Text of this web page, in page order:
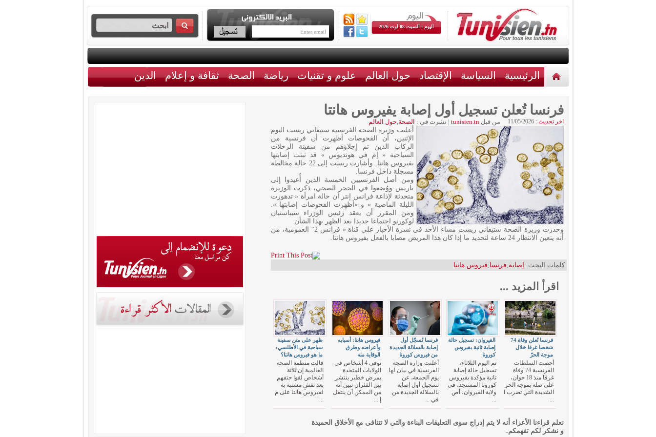
اليوم : السبت 08 اوت 2026
الرئيسية السياسة الإقتصاد حول العالم علوم و تقنيات رياضة الصحة ثقافة و إعلام الدين
أخبار مختلفة
فرنسا تُعلن تسجيل أول إصابة يفيروس هانتا
اخر تحديث : 11/05/2026 من قبلtunisien.tn
| نشرت في : الصحة,حول العالم
أعلنت وزيرة الصحة الفرنسية ستيفاني ريست اليوم
الإثنين، أن الفحوصات أظهرت أن فرنسية من
الركاب الذين تم إجلاؤهم من سفينة الرحلات
السياحية « إم في هونديوس » قد ثبتت إصابتها
بفيروس هانتا. وأشارت ريست إلى 22 حالة مخالطة
مسجلة داخل فرنسا.
ومن أصل الفرنسيين الخمسة الذين أُعيدوا إلى
باريس ووُضعوا في الحجر الصحي، ذكرت الوزيرة
متحدثة لإذاعة فرانس إنتر أن حالة امرأة « تدهورت
الليلة الماضية » و »أظهرت الفحوصات إصابتها ».
ومن المقرر أن يعقد رئيس الوزراء سيباستيان
لوكورنو اجتماعا جديدا بعد الظهر بهذا الشأن.
وحذرت وزيرة الصحة ستيفاني ريست مساء الأحد في نشرة الأخبار على قناة « فرانس 2″ العمومية، من
أنه يتعين الانتظار 24 ساعة لتحديد ما إذا كان هذا المريض مصابا بالفعل بفيروس هانتا.
كلمات البحث : إصابة;فرنسا;فيروس هانتا
اقرأ المزيد ...
ظهر على متن سفينة
سياحية في الأطلسي:
ما هو فيروس هانتا؟
قالت منظمة الصحة
العالمية إن ثلاثة
أشخاص لقوا حتفهم
بعد تفشٍ مشتبه به
لفيروس هانتا على م
...
فيروس هانتا: أسبابه
وأعراضه وطرق
الوقاية منه
توفي 4 أشخاص في
الولايات المتحدة
بمرض خطير ينتشر
بين الفئران تبين أنه
من الممكن أن ينتقل
إ ...
فرنسا تُسجّل أول
إصابة بالسلالة الجديدة
من فيروس كورونا
أعلنت وزارة الصحة
الفرنسية في بيان لها
يوم الجمعة، عن
تسجيل أول إصابة
بالسلالة الجديدة من
في ...
القيروان: تسجيل حالة
إصابة ثانية بفيروس
كورونا
تم اليوم الثلاثاء،
تسجيل حالة إصابة
ثانية مؤكدة بفيروس
كورونا المستجد، في
ولاية القيروان، أص
...
فرنسا تُعلن وفاة 74
شخصا غرقا خلال
موجة الحرّ
أحصت السلطات
الفرنسية 74 وفاة
غرقا منذ 18 جوان،
على صلة بموجة الحر
الشديدة التي تضرب ا
...
نعلم قراءنا الأعزاء أنه لا يتم إدراج سوى التعليقات البناءة والتي لا تتنافى مع الأخلاق الحميدة
و نشكر لكم تفهمكم.